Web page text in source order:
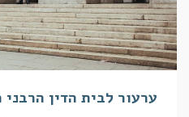
ערעור לבית הדין הרבני